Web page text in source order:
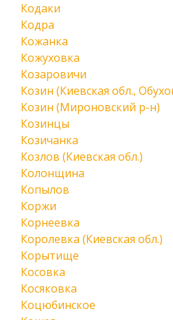
Кодаки
Кодра
Кожанка
Кожуховка
Козаровичи
Козин (Киевская обл.,
Козин (Мироновский р-н)
Козинцы
Козичанка
Козлов (Киевская обл.)
Колонщина
Копылов
Коржи
Корнеевка
Королевка (Киевская обл.)
Корытище
Косовка
Косяковка
Коцюбинское